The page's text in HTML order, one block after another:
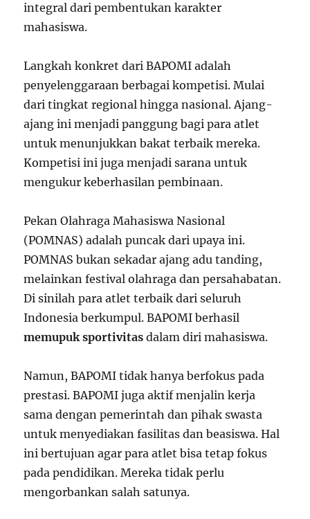
integral dari pembentukan karakter
mahasiswa.
Langkah konkret dari BAPOMI adalah
penyelenggaraan berbagai kompetisi. Mulai
dari tingkat regional hingga nasional. Ajang-
ajang ini menjadi panggung bagi para atlet
untuk menunjukkan bakat terbaik mereka.
Kompetisi ini juga menjadi sarana untuk
mengukur keberhasilan pembinaan.
Pekan Olahraga Mahasiswa Nasional
(POMNAS) adalah puncak dari upaya ini.
POMNAS bukan sekadar ajang adu tanding,
melainkan festival olahraga dan persahabatan.
Di sinilah para atlet terbaik dari seluruh
Indonesia berkumpul. BAPOMI berhasil
memupuk sportivitas dalam diri mahasiswa.
Namun, BAPOMI tidak hanya berfokus pada
prestasi. BAPOMI juga aktif menjalin kerja
sama dengan pemerintah dan pihak swasta
untuk menyediakan fasilitas dan beasiswa. Hal
ini bertujuan agar para atlet bisa tetap fokus
pada pendidikan. Mereka tidak perlu
mengorbankan salah satunya.